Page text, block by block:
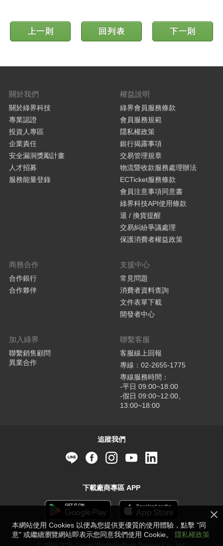
上一則 回列表 下一則
關於我們
關於綠界科技
專業認證
投資人專區
企業責任
安全漏洞獎勵計畫
人才招募
服務能量登錄
權益說明
綠界會員服務條款
會員服務規範
隱私權政策
銀行揭露事項
交易管理規章
物流暨收款服務處理辦法
ECTicket服務條款
會員注意事項同意書
綠界科技API使用條款
退 / 換貨提醒
交易糾紛爭議處理
保護消費者權益政策
商務合作
合作銀行
合作夥伴
支援中心
常見問題
消費者資料查詢
文件表單下載
開發者中心
加入綠界
聯繫銷售顧問
異業合作
聯繫客服
客服線上回報
專線：02-2655-1775
專線服務時間：
-平日 09:00~18:00
-假日 09:00~12:00、
13:00~18:00
追蹤我們
下載廠商專區 APP
本網站使用 Cookies 以便為您提供更優質的使用體驗，點擊 "同
意" 或繼續瀏覽網站即表示您同意我們使用 Cookie。
隱私權政策